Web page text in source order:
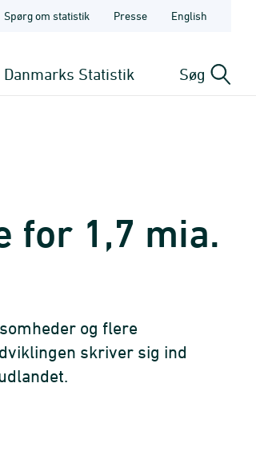
Spørg om statistik Presse English
Danmarks Statistik Søg
for 1,7 mia.
og flere
skriver sig ind